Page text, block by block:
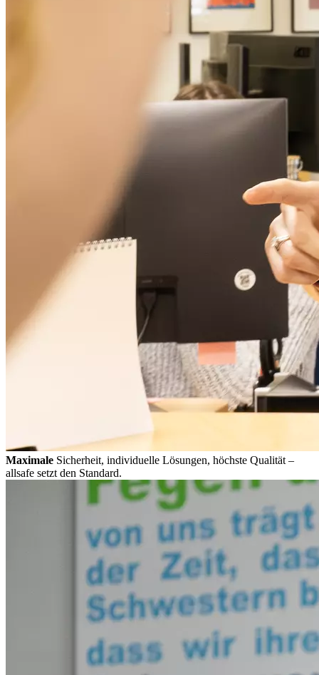
Maximale Sicherheit, individuelle Lösungen, höchste Qualität –
allsafe setzt den Standard.